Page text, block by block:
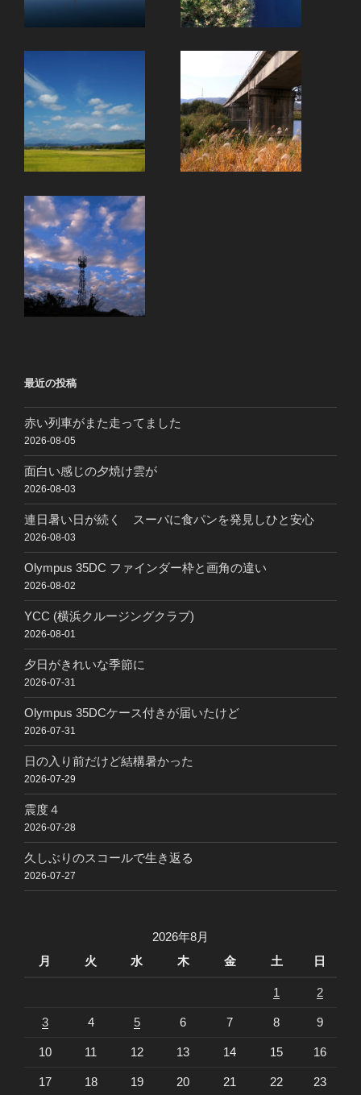
最近の投稿
赤い列車がまた走ってました
2026-08-05
面白い感じの夕焼け雲が
2026-08-03
連日暑い日が続く スーパに食パンを発見しひと安心
2026-08-03
Olympus 35DC ファインダー枠と画角の違い
2026-08-02
YCC (横浜クルージングクラブ)
2026-08-01
夕日がきれいな季節に
2026-07-31
Olympus 35DCケース付きが届いたけど
2026-07-31
日の入り前だけど結構暑かった
2026-07-29
震度４
2026-07-28
久しぶりのスコールで生き返る
2026-07-27
2026年8月
月
火 水 木 金 土 日
1 2
3 4 5 6 7 8 9
10 11 12 13 14 15 16
17 18 19 20 21 22 23